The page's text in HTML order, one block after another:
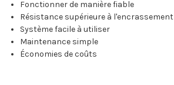
Fonctionner de manière fiable
Résistance supérieure à l'encrassement
Système facile à utiliser
Maintenance simple
Économies de coûts